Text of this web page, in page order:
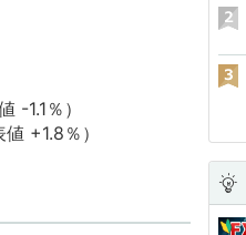
-1.1％）
+1.8％）